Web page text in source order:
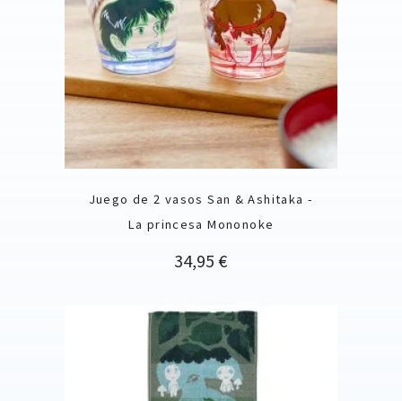
Juego de 2 vasos San & Ashitaka -
La princesa Mononoke
Precio
34,95 €